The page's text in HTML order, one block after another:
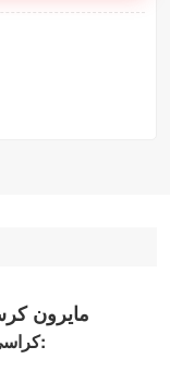
مايرون
كراسي مكتب مريحة عالية الجودة مع المواصفات: